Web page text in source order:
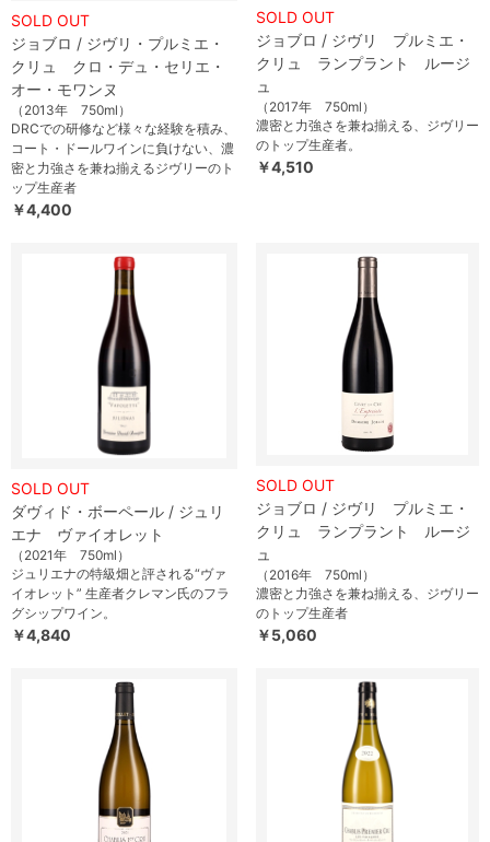
SOLD OUT
ジョブロ / ジヴリ・プルミエ・
クリュ クロ・デュ・セリエ・
オー・モワンヌ
（2013年 750ml）
DRCでの研修など様々な経験を積み、
コート・ドールワインに負けない、濃
密と力強さを兼ね揃えるジヴリーのト
ップ生産者
￥4,400
SOLD OUT
ジョブロ / ジヴリ プルミエ・
クリュ ランプラント ルージ
ュ
（2017年 750ml）
濃密と力強さを兼ね揃える、ジヴリー
のトップ生産者。
￥4,510
SOLD OUT
ダヴィド・ボーペール / ジュリ
エナ ヴァイオレット
（2021年 750ml）
ジュリエナの特級畑と評される“ヴァ
イオレット” 生産者クレマン氏のフラ
グシップワイン。
￥4,840
SOLD OUT
ジョブロ / ジヴリ プルミエ・
クリュ ランプラント ルージ
ュ
（2016年 750ml）
濃密と力強さを兼ね揃える、ジヴリー
のトップ生産者
￥5,060